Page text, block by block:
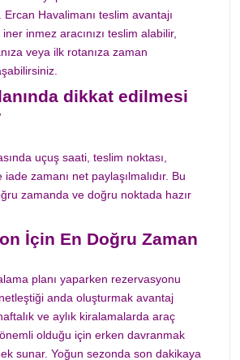
Havalimanı teslim avantajı
inmez aracınızı teslim alabilir,
veya ilk rotanıza zaman
dikkat edilmesi
uçuş saati, teslim noktası,
zamanı net paylaşılmalıdır. Bu
zamanda ve doğru noktada hazır
İçin En Doğru Zaman
planı yaparken rezervasyonu
anda oluşturmak avantaj
ve aylık kiralamalarda araç
olduğu için erken davranmak
sunar. Yoğun sezonda son dakikaya